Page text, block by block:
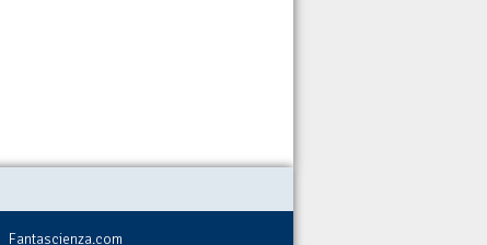
Fantascienza.com